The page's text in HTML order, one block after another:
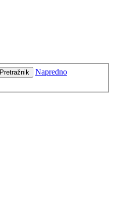
Pretražnik
Napredno